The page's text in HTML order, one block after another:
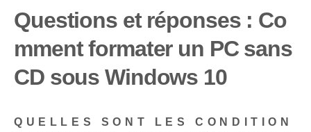
Questions et réponses : Co
mment formater un PC sans
CD sous Windows 10
QUELLES SONT LES CONDITION